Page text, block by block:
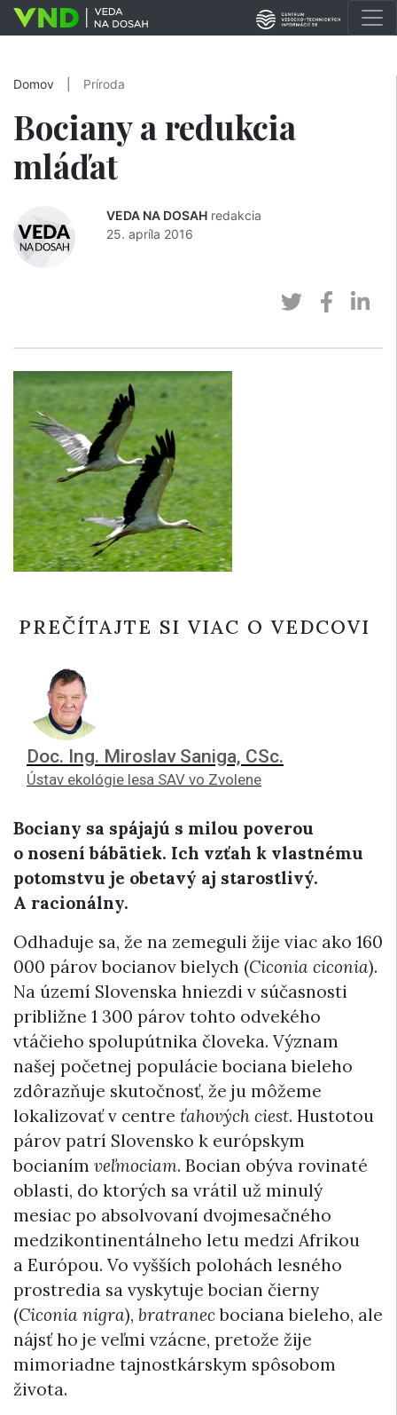
Domov Príroda
Bociany a redukcia
mláďat
VEDA NA DOSAH redakcia
25. apríla 2016
PREČÍTAJTE SI VIAC O VEDCOVI
Doc. Ing. Miroslav Saniga, CSc.
Ústav ekológie lesa SAV vo Zvolene
Bociany sa spájajú s milou poverou
o nosení bábätiek. Ich vzťah k vlastnému
potomstvu je obetavý aj starostlivý.
A racionálny.
Odhaduje sa, že na zemeguli žije viac ako 160
000 párov bocianov bielych (Ciconia ciconia).
Na území Slovenska hniezdi v súčasnosti
približne 1 300 párov tohto odvekého
vtáčieho spolupútnika človeka. Význam
našej početnej populácie bociana bieleho
zdôrazňuje skutočnosť, že ju môžeme
lokalizovať v centre ťahových ciest. Hustotou
párov patrí Slovensko k európskym
bocianím veľmociam. Bocian obýva rovinaté
oblasti, do ktorých sa vrátil už minulý
mesiac po absolvovaní dvojmesačného
medzikontinentálneho letu medzi Afrikou
a Európou. Vo vyšších polohách lesného
prostredia sa vyskytuje bocian čierny
(Ciconia nigra), bratranecbociana bieleho, ale
nájsť ho je veľmi vzácne, pretože žije
mimoriadne tajnostkárskym spôsobom
života.